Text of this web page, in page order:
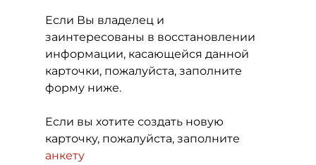
Если Вы владелец и
заинтересованы в восстановлении
информации, касающейся данной
карточки, пожалуйста, заполните
форму ниже.
Если вы хотите создать новую
карточку, пожалуйста, заполните
анкету